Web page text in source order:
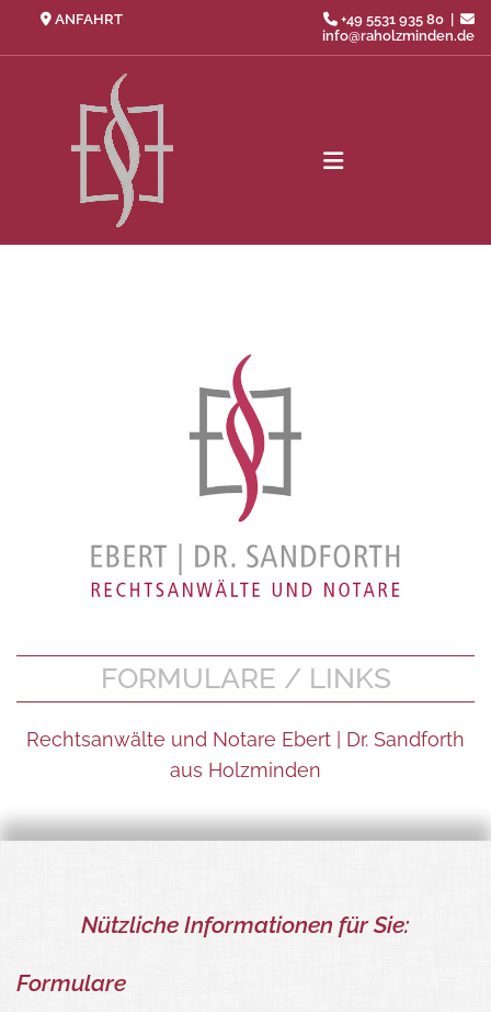
Zum Inhalt springen
 ANFAHRT  +49 5531 935 80| 
info@raholzminden.de
FORMULARE / LINKS
Rechtsanwälte und Notare Ebert | Dr. Sandforth
aus Holzminden
Nützliche Informationen für Sie:
Formulare